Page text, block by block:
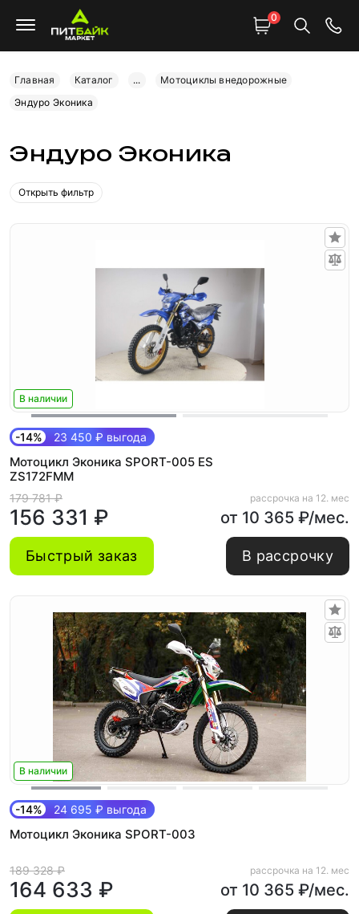
0
Главная Каталог ...
Мотоциклы внедорожные
Эндуро Эконика
Эндуро Эконика
Открыть фильтр
В наличии
-14% 23 450 ₽ выгода
Мотоцикл Эконика SPORT-005 ES
ZS172FMM
179 781 ₽
156 331 ₽
рассрочка на 12. мес
от 10 365 ₽/мес.
Быстрый заказ В рассрочку
В наличии
-14% 24 695 ₽ выгода
Мотоцикл Эконика SPORT-003
189 328 ₽
164 633 ₽
рассрочка на 12. мес
от 10 365 ₽/мес.